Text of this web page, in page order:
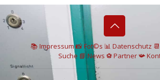
📚 Impressum📸Fot©s 📊 Datenschutz
Suche 📘 News ⚽Partner📯